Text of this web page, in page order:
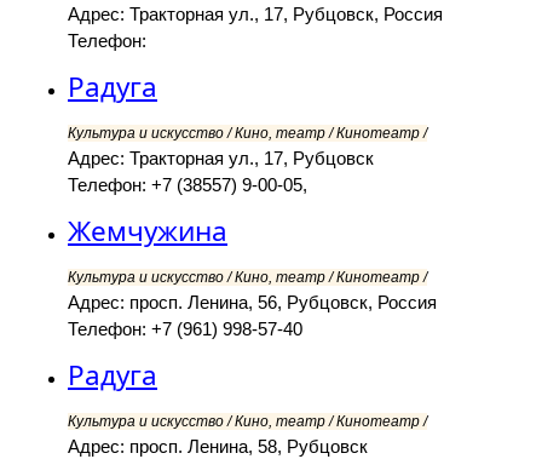
Адрес: Тракторная ул., 17, Рубцовск, Россия
Телефон:
Радуга
Культура и искусство / Кино, театр / Кинотеатр /
Адрес: Тракторная ул., 17, Рубцовск
Телефон: +7 (38557) 9-00-05,
Жемчужина
Культура и искусство / Кино, театр / Кинотеатр /
Адрес: просп. Ленина, 56, Рубцовск, Россия
Телефон: +7 (961) 998-57-40
Радуга
Культура и искусство / Кино, театр / Кинотеатр /
Адрес: просп. Ленина, 58, Рубцовск